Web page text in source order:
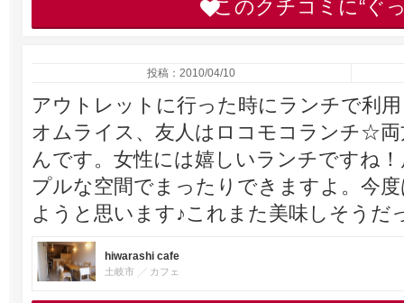
このクチコミに“ぐ
投稿：2010/04/10
アウトレットに行った時にランチで利
オムライス、友人はロコモコランチ☆
んです。女性には嬉しいランチですね
プルな空間でまったりできますよ。今
ようと思います♪これまた美味しそうだ
hiwarashi cafe
土岐市 カフェ